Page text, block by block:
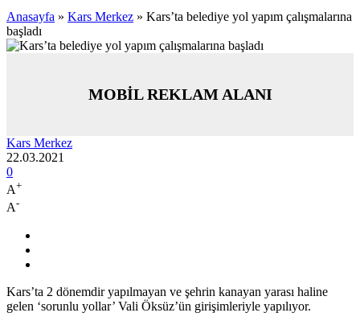
Anasayfa » Kars Merkez » Kars’ta belediye yol yapım çalışmalarına
başladı
MOBİL REKLAM ALANI
Kars Merkez
22.03.2021
0
A+
A-
Kars’ta 2 dönemdir yapılmayan ve şehrin kanayan yarası haline
gelen ‘sorunlu yollar’ Vali Öksüz’ün girişimleriyle yapılıyor.